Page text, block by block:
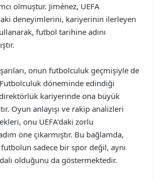
olmuştur. Jiménez, UEFA
deneyimlerini, kariyerinin ilerleyen
futbol tarihine adını
onun futbolculuk geçmişiyle de
döneminde edindiği
kariyerinde ona büyük
Oyun anlayışı ve rakip analizleri
onu UEFA’daki zorlu
öne çıkarmıştır. Bu bağlamda,
sadece bir spor değil, aynı
olduğunu da göstermektedir.